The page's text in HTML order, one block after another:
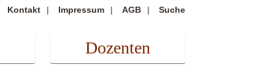
Kontakt Impressum AGB Suche
Dozenten